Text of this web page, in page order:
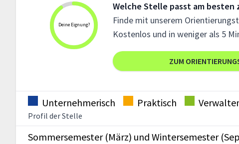
Deine Eignung?
Welche Stelle passt am besten
Finde mit unserem
Kostenlos und in weniger als 5
ZUM
Unternehmerisch Praktisch
Profil der Stelle
Sommersemester (März) und Wintersemester